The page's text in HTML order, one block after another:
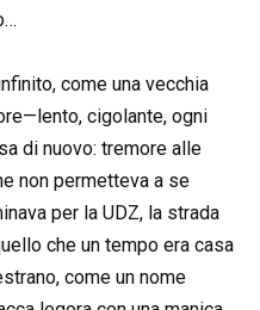
come una vecchia
cigolante, ogni
di nuovo: tremore alle
non permetteva a se
per la UDZ, la strada
che un tempo era casa
come un nome